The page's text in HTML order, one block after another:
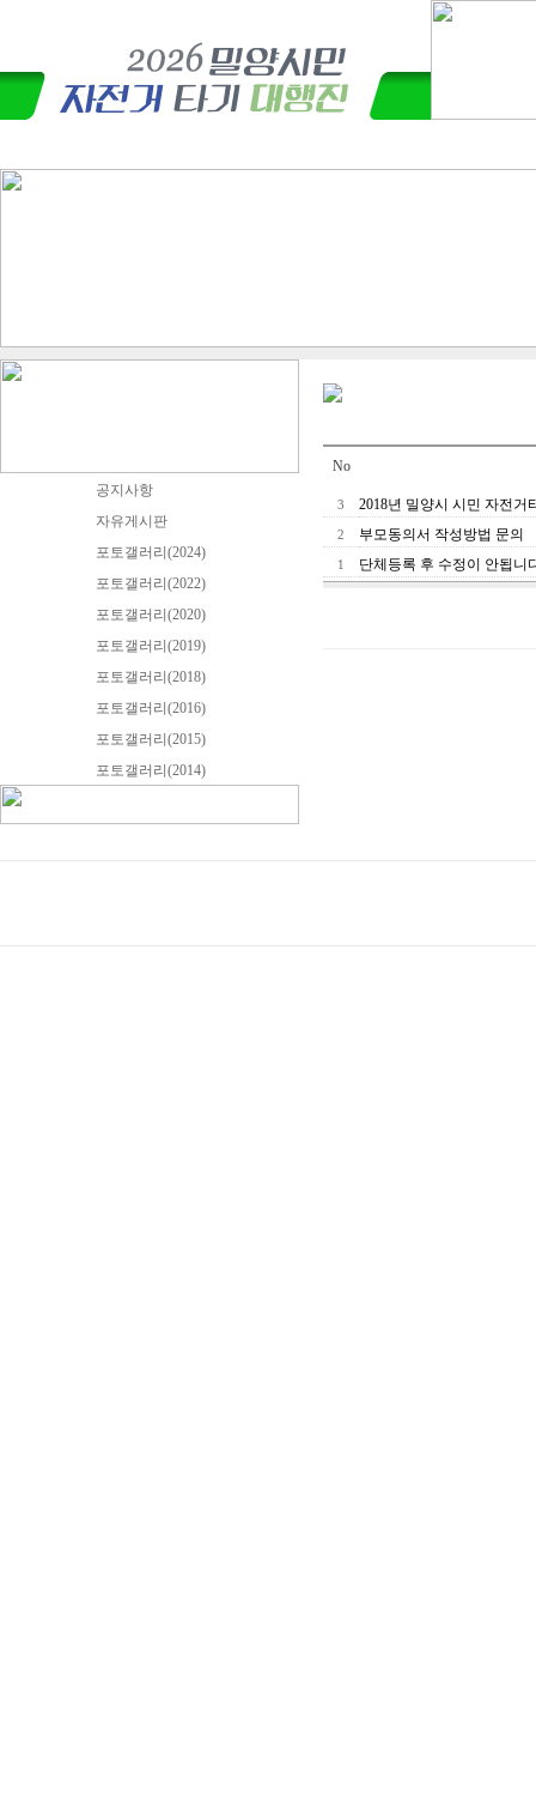
공지사항
자유게시판
포토갤러리(2024)
포토갤러리(2022)
포토갤러리(2020)
포토갤러리(2019)
포토갤러리(2018)
포토갤러리(2016)
포토갤러리(2015)
포토갤러리(2014)
No
3 2018년 밀양시 시민 자전거
2 부모동의서 작성방법 문의
1 단체등록 후 수정이 안됩니